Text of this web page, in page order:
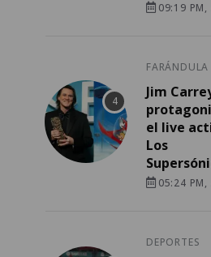
09:19
FARÁNDULA
Jim
el live
Los
05:24
DEPORTES